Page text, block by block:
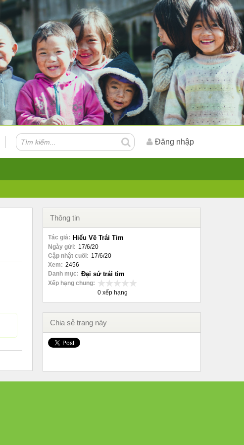
Đăng nhập
Thông tin
Tác giả: Hiểu Về Trái Tim
Ngày gửi: 17/6/20
Cập nhật cuối: 17/6/20
Xem: 2456
Danh mục: Đại sứ trái tim
Xếp hạng chung:
0 xếp hạng
Chia sẻ trang này